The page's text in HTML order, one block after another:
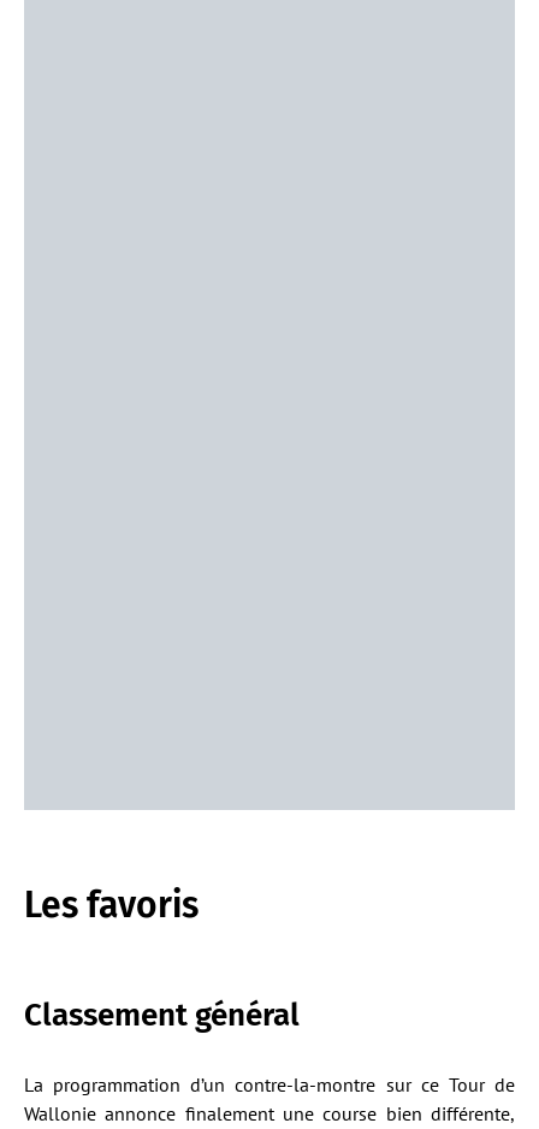
Les favoris
Classement général
La programmation d’un contre-la-montre sur ce Tour de
Wallonie annonce finalement une course bien différente,